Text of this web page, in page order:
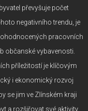
převyšuje počet
negativního trendu, je
pracovních
občanské vybavenosti.
příležitostí je klíčovým
i ekonomický rozvoj
se jim ve Zlínském kraji
a rozšiřovat své aktivity.